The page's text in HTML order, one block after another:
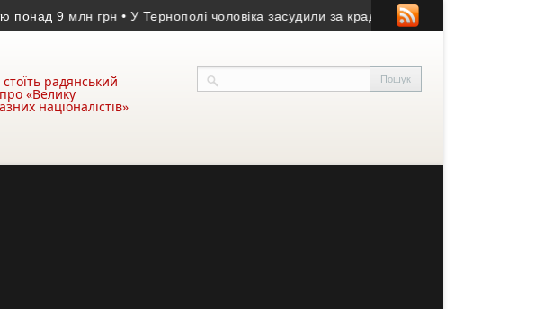
9 млн грн • У Тернополі чоловіка засудили за крадіжку газу • Міський голова
радянський
«Велику
націоналістів»